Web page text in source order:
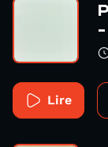
-
Lire